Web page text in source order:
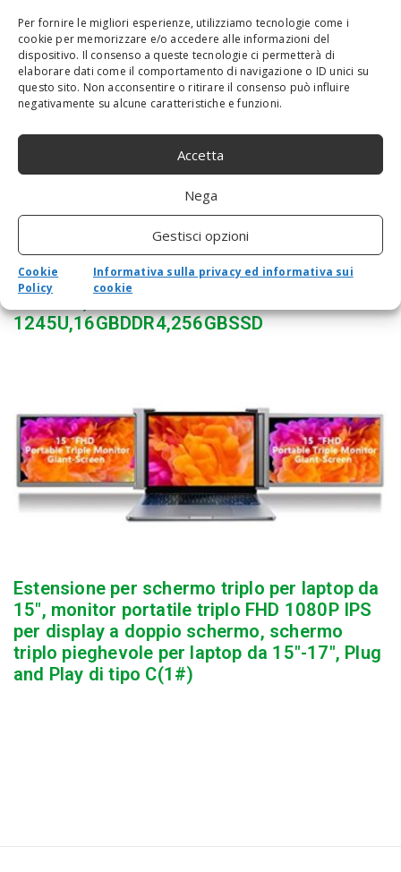
Per fornire le migliori esperienze, utilizziamo tecnologie come i
cookie per memorizzare e/o accedere alle informazioni del
dispositivo. Il consenso a queste tecnologie ci permetterà di
elaborare dati come il comportamento di navigazione o ID unici su
questo sito. Non acconsentire o ritirare il consenso può influire
negativamente su alcune caratteristiche e funzioni.
Accetta
Nega
Gestisci opzioni
Cookie
Policy
Informativa sulla privacy ed informativa sui
cookie
Computer Portatile
PORTÁTIL INTERNACIONAL DELL LATITUDE
7430 14,0″ FHD I5 W10P+W11P I5-
1245U,16GBDDR4,256GBSSD
Estensione per schermo triplo per laptop da
15″, monitor portatile triplo FHD 1080P IPS
per display a doppio schermo, schermo
triplo pieghevole per laptop da 15″-17″, Plug
and Play di tipo C(1#)